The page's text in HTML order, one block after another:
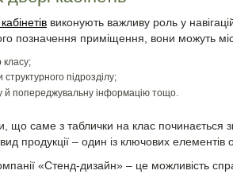
виконують важливу роль у
позначення приміщення, вони можуть
класу;
підрозділу;
й попереджувальну інформацію тощо.
що саме з таблички на клас
продукції – один із ключових
«Стенд-дизайн» – це можливість